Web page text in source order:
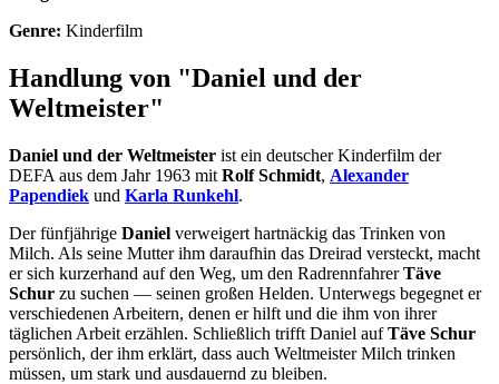
Genre: Kinderfilm
Handlung von "Daniel und der
Weltmeister"
Daniel und der Weltmeister ist ein deutscher Kinderfilm der
DEFA aus dem Jahr 1963 mit Rolf Schmidt, Alexander
Papendiek und Karla Runkehl.
Der fünfjährige Daniel verweigert hartnäckig das Trinken von
Milch. Als seine Mutter ihm daraufhin das Dreirad versteckt, macht
er sich kurzerhand auf den Weg, um den RadrennfahrerTäve
Schur zu suchen — seinen großen Helden. Unterwegs begegnet er
verschiedenen Arbeitern, denen er hilft und die ihm von ihrer
täglichen Arbeit erzählen. Schließlich trifft Daniel aufTäve Schur
persönlich, der ihm erklärt, dass auch Weltmeister Milch trinken
müssen, um stark und ausdauernd zu bleiben.